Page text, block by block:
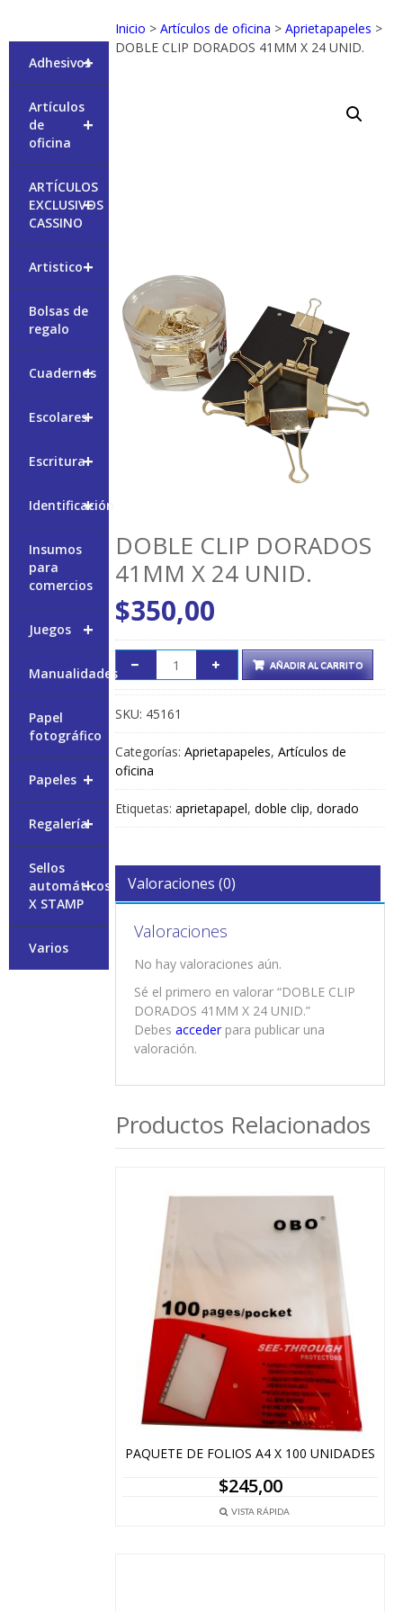
Inicio >Artículos de oficina >Aprietapapeles >
DOBLE CLIP DORADOS 41MM X 24 UNID.
DOBLE CLIP DORADOS
41MM X 24 UNID.
$350,00
AÑADIR AL CARRITO
SKU: 45161
Categorías:Aprietapapeles,Artículos de
oficina
Etiquetas:aprietapapel,doble clip,dorado
Valoraciones (0)
Valoraciones
No hay valoraciones aún.
Sé el primero en valorar “DOBLE CLIP
DORADOS 41MM X 24 UNID.”
Debesaccederpara publicar una
valoración.
Productos Relacionados
PAQUETE DE FOLIOS A4 X 100 UNIDADES
$245,00
VISTA RÁPIDA
+
Adhesivos
+
Artículos
de
oficina
+
ARTÍCULOS
EXCLUSIVOS
CASSINO
+
Artistico
Bolsas de
regalo
+
Cuadernos
+
Escolares
+
Escritura
+
Identificación
Insumos
para
comercios
+
Juegos
Manualidades
Papel
fotográfico
+
Papeles
+
Regalería
+
Sellos
automáticos
X STAMP
Varios